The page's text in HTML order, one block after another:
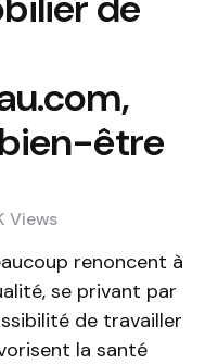
bien-être
Views
renoncent à
se privant par
de travailler
la santé